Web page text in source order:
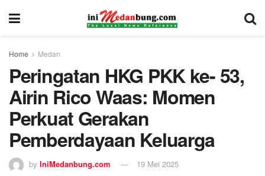
Home Medan
Peringatan HKG PKK ke- 53,
Airin Rico Waas: Momen
Perkuat Gerakan
Pemberdayaan Keluarga
by IniMedanbung.com 19 Mei 2025